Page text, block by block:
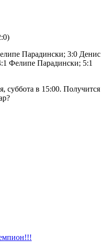
Парадински; 3:0 Денис
Фелипе Парадински; 5:1
суббота в 15:00. Получится